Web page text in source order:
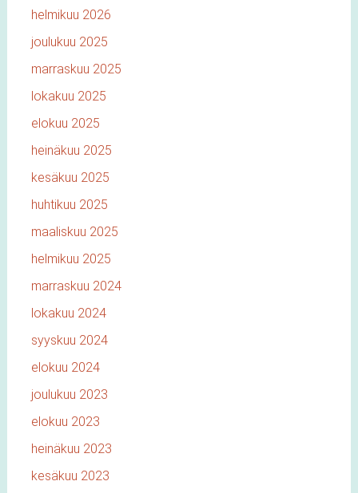
helmikuu 2026
joulukuu 2025
marraskuu 2025
lokakuu 2025
elokuu 2025
heinäkuu 2025
kesäkuu 2025
huhtikuu 2025
maaliskuu 2025
helmikuu 2025
marraskuu 2024
lokakuu 2024
syyskuu 2024
elokuu 2024
joulukuu 2023
elokuu 2023
heinäkuu 2023
kesäkuu 2023